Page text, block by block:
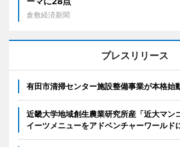
倉敷経済新聞
プレスリリース
有田市清掃センター施設整備事業が本格始
近畿大学地域創生農業研究所産「近大マン
イーツメニューをアドベンチャーワールド